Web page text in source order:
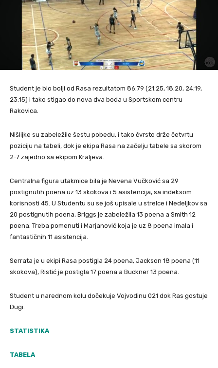
Student je bio bolji od Rasa rezultatom 86:79 (21:25, 18:20, 24:19,
23:15) i tako stigao do nova dva boda u Sportskom centru
Rakovica.
Nišlijke su zabeležile šestu pobedu, i tako čvrsto drže četvrtu
poziciju na tabeli, dok je ekipa Rasa na začelju tabele sa skorom
2-7 zajedno sa ekipom Kraljeva.
Centralna figura utakmice bila je Nevena Vučković sa 29
postignutih poena uz 13 skokova i 5 asistencija, sa indeksom
korisnosti 45. U Studentu su se još upisale u strelce i Nedeljkov sa
20 postignutih poena, Briggs je zabeležila 13 poena a Smith 12
poena. Treba pomenuti i Marjanović koja je uz 8 poena imala i
fantastičnih 11 asistencija.
Serrata je u ekipi Rasa postigla 24 poena, Jackson 18 poena (11
skokova), Ristić je postigla 17 poena a Buckner 13 poena.
Student u narednom kolu dočekuje Vojvodinu 021 dok Ras gostuje
Dugi.
STATISTIKA
TABELA